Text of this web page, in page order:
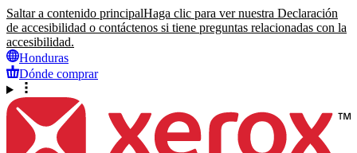
Saltar a contenido principalHaga clic para ver nuestra Declaración
de accesibilidad o contáctenos si tiene preguntas relacionadas con la
accesibilidad.
Honduras
Dónde comprar